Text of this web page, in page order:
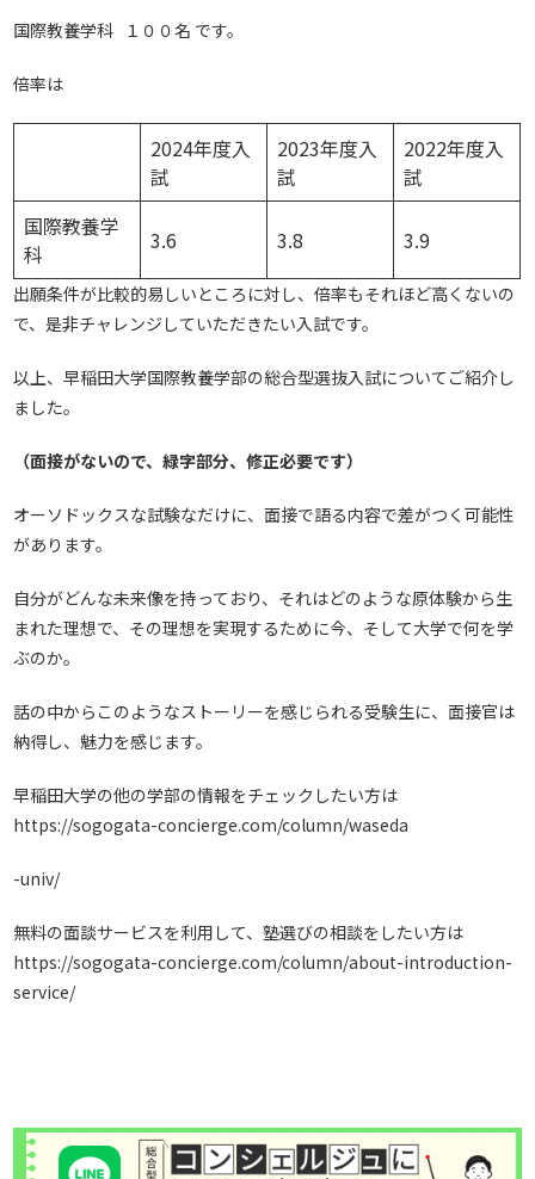
国際教養学科 １００名 です。
倍率は
2024年度入
試
2023年度入
試
2022年度入
試
国際教養学
科
3.6 3.8 3.9
出願条件が比較的易しいところに対し、倍率もそれほど高くないの
で、是非チャレンジしていただきたい入試です。
以上、早稲田大学国際教養学部の総合型選抜入試についてご紹介し
ました。
（面接がないので、緑字部分、修正必要です）
オーソドックスな試験なだけに、面接で語る内容で差がつく可能性
があります。
自分がどんな未来像を持っており、それはどのような原体験から生
まれた理想で、その理想を実現するために今、そして大学で何を学
ぶのか。
話の中からこのようなストーリーを感じられる受験生に、面接官は
納得し、魅力を感じます。
早稲田大学の他の学部の情報をチェックしたい方は
https://sogogata-concierge.com/column/waseda
-univ/
無料の面談サービスを利用して、塾選びの相談をしたい方は
https://sogogata-concierge.com/column/about-introduction-
service/